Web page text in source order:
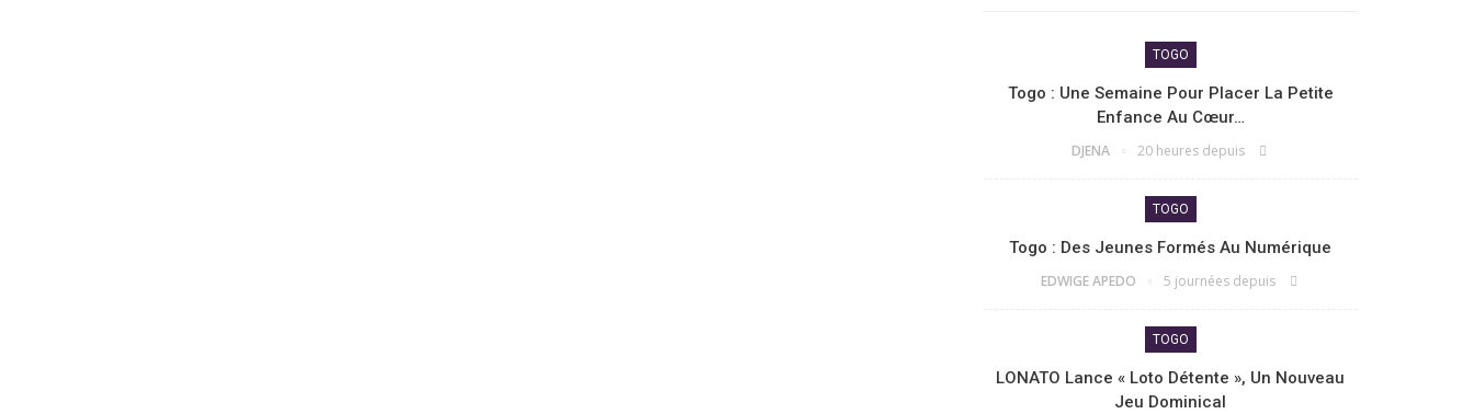
TOGO
Togo : Une Semaine Pour Placer La Petite
Enfance Au Cœur…
DJENA 20 heures depuis
TOGO
Togo : Des Jeunes Formés Au Numérique
EDWIGE APEDO 5 journées depuis
TOGO
LONATO Lance « Loto Détente », Un Nouveau
Jeu Dominical